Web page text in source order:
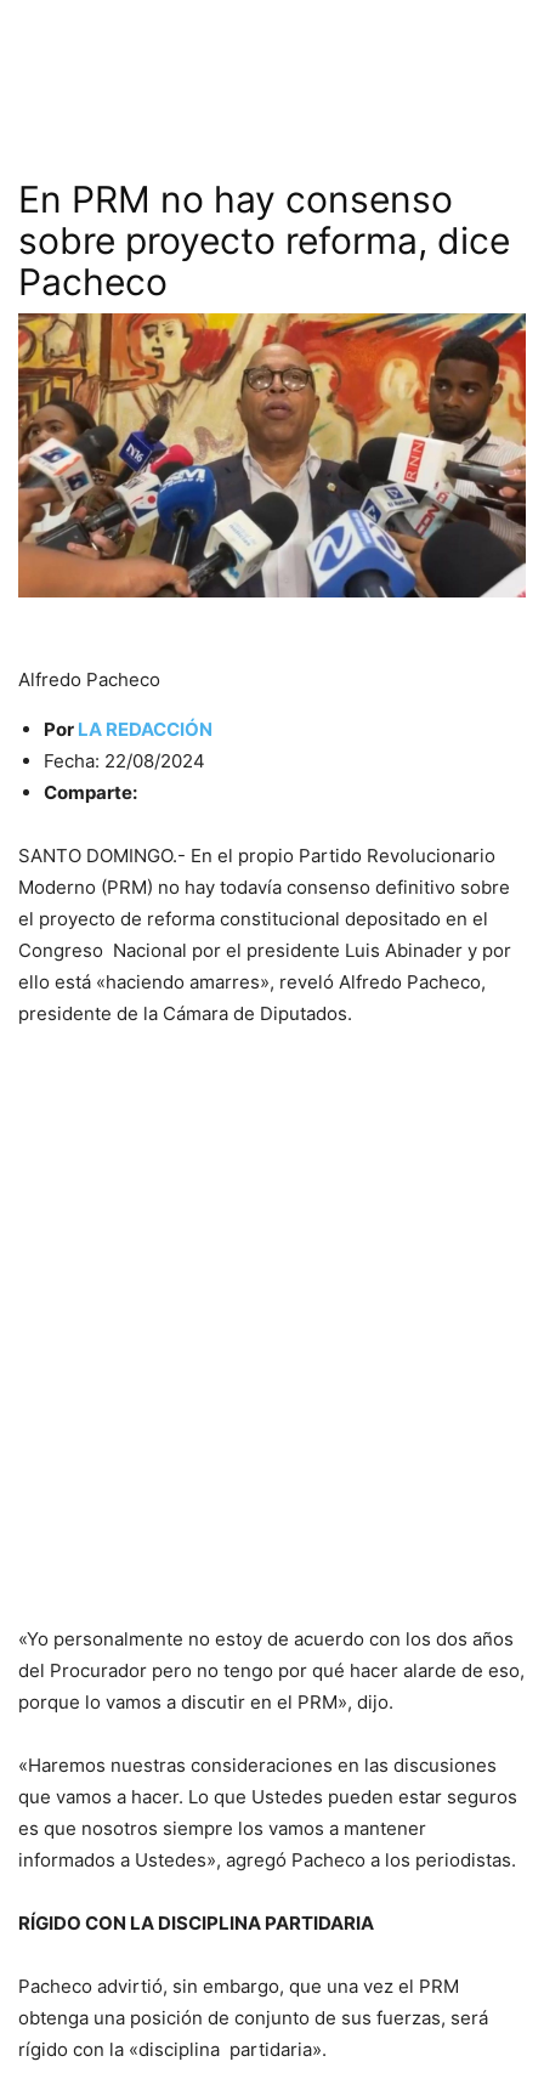
En PRM no hay consenso
sobre proyecto reforma, dice
Pacheco
Alfredo Pacheco
Por LA REDACCIÓN
Fecha: 22/08/2024
Comparte:
SANTO DOMINGO.- En el propio Partido Revolucionario
Moderno (PRM) no hay todavía consenso definitivo sobre
el proyecto de reforma constitucional depositado en el
Congreso Nacional por el presidente Luis Abinader y por
ello está «haciendo amarres», reveló Alfredo Pacheco,
presidente de la Cámara de Diputados.
«Yo personalmente no estoy de acuerdo con los dos años
del Procurador pero no tengo por qué hacer alarde de eso,
porque lo vamos a discutir en el PRM», dijo.
«Haremos nuestras consideraciones en las discusiones
que vamos a hacer. Lo que Ustedes pueden estar seguros
es que nosotros siempre los vamos a mantener
informados a Ustedes», agregó Pacheco a los periodistas.
RÍGIDO CON LA DISCIPLINA PARTIDARIA
Pacheco advirtió, sin embargo, que una vez el PRM
obtenga una posición de conjunto de sus fuerzas, será
rígido con la «disciplina partidaria».